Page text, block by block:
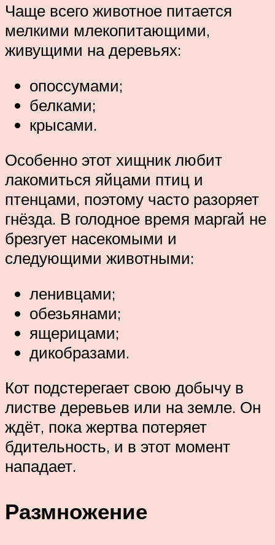
Чаще всего животное питается
мелкими млекопитающими,
живущими на деревьях:
опоссумами;
белками;
крысами.
Особенно этот хищник любит
лакомиться яйцами птиц и
птенцами, поэтому часто разоряет
гнёзда. В голодное время маргай не
брезгует насекомыми и
следующими животными:
ленивцами;
обезьянами;
ящерицами;
дикобразами.
Кот подстерегает свою добычу в
листве деревьев или на земле. Он
ждёт, пока жертва потеряет
бдительность, и в этот момент
нападает.
Размножение